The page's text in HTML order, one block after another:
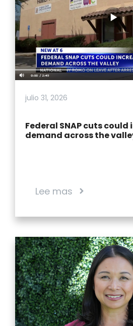
julio 31, 2026
Federal SNAP cuts could
demand across the
Lee mas